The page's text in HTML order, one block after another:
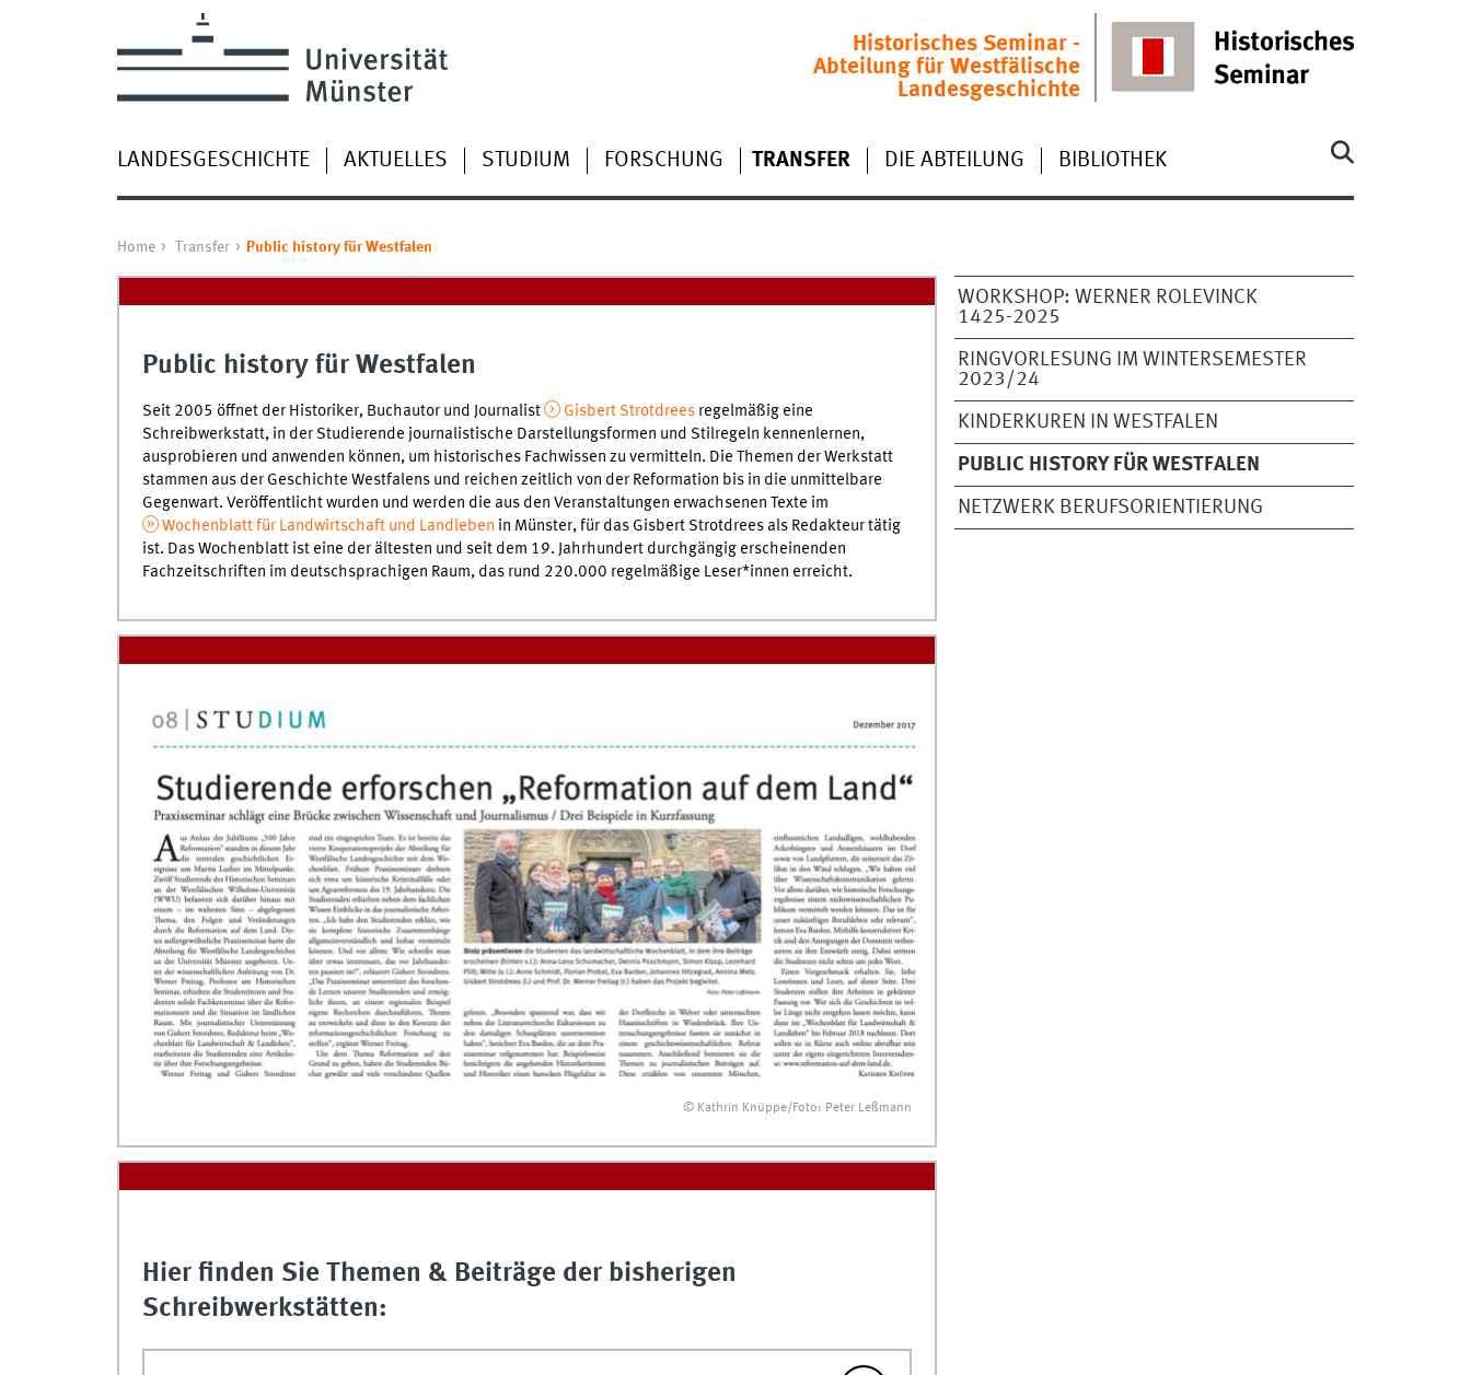
Historisches Seminar -
Abteilung für Westfälische
Landesgeschichte
LANDESGESCHICHTE AKTUELLES STUDIUM FORSCHUNG TRANSFER DIE ABTEILUNG BIBLIOTHEK
Home Transfer Public history für Westfalen
WORKSHOP: WERNER ROLEVINCK
1425-2025
RINGVORLESUNG IM WINTERSEMESTER
2023/24
KINDERKUREN IN WESTFALEN
PUBLIC HISTORY FÜR WESTFALEN
NETZWERK BERUFSORIENTIERUNG
Public history für Westfalen
Seit 2005 öffnet der Historiker, Buchautor und Journalist Gisbert Strotdreesregelmäßig eine
Schreibwerkstatt, in der Studierende journalistische Darstellungsformen und Stilregeln kennenlernen,
ausprobieren und anwenden können, um historisches Fachwissen zu vermitteln. Die Themen der Werkstatt
stammen aus der Geschichte Westfalens und reichen zeitlich von der Reformation bis in die unmittelbare
Gegenwart. Veröffentlicht wurden und werden die aus den Veranstaltungen erwachsenen Texte im
Wochenblatt für Landwirtschaft und Landleben in Münster, für das Gisbert Strotdrees als Redakteur tätig
ist. Das Wochenblatt ist eine der ältesten und seit dem 19. Jahrhundert durchgängig erscheinenden
Fachzeitschriften im deutschsprachigen Raum, das rund 220.000 regelmäßige Leser*innen erreicht.
© Kathrin Knüppe/Foto: Peter Leßmann
Hier finden Sie Themen & Beiträge der bisherigen
Schreibwerkstätten: